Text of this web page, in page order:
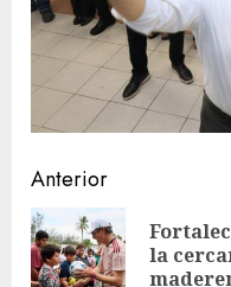
Sigue
leyendo
Anterior
la